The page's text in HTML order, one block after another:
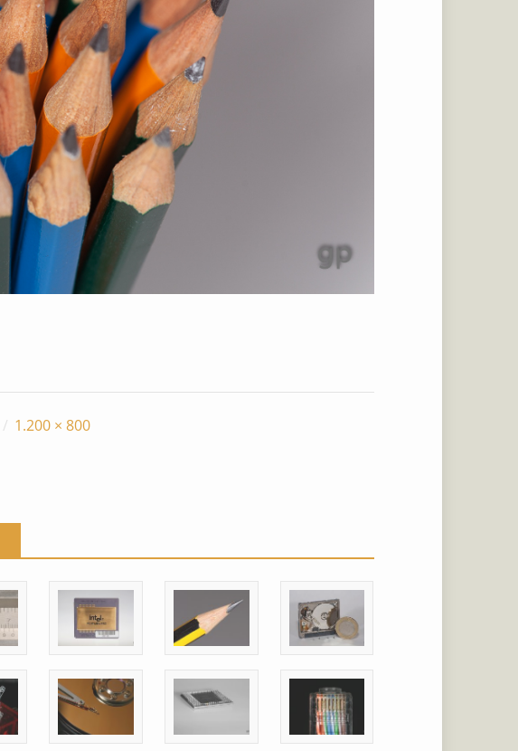
/ 1.200 × 800